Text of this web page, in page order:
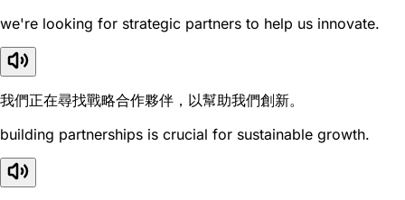
we're looking for strategic partners to help us innovate.
我們正在尋找戰略合作夥伴，以幫助我們創新。
building partnerships is crucial for sustainable growth.